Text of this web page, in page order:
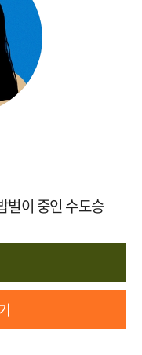
벌이 중인 수도승